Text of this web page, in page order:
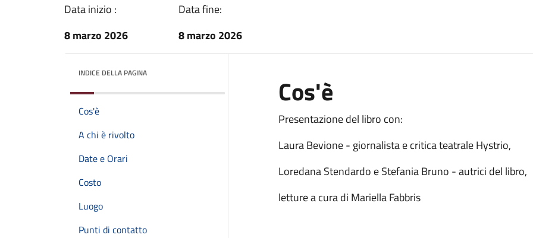
Data inizio :
8 marzo 2026
Data fine:
8 marzo 2026
INDICE DELLA PAGINA
Cos'è
A chi è rivolto
Date e Orari
Costo
Luogo
Punti di contatto
Cos'è
Presentazione del libro con:
Laura Bevione - giornalista e critica teatrale Hystrio,
Loredana Stendardo e Stefania Bruno - autrici del libro,
letture a cura di Mariella Fabbris